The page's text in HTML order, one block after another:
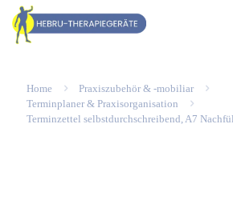
Home
Praxiszubehör & -mobiliar
Terminplaner & Praxisorganisation
Terminzettel selbstdurchschreibend, A7